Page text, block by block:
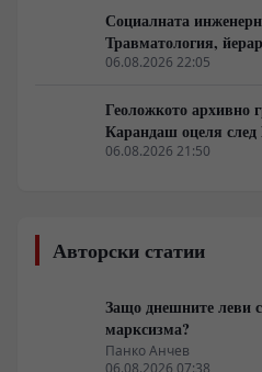
Социалната
Травматология,
06.08.2026 22:05
Геоложкото архивно
Карандаш оцеля след
без органична матрица
06.08.2026 21:50
Авторски статии
Защо днешните леви
марксизма?
Панко Анчев
06.08.2026 07:38